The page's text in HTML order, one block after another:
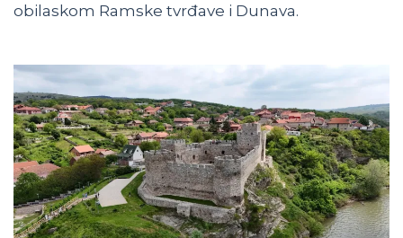
obilaskom Ramske tvrđave i Dunava.